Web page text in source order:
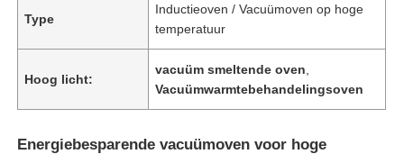
Type
Inductieoven / Vacuümoven op hoge
temperatuur
Hoog licht:
vacuüm smeltende oven
Vacuümwarmtebehandelingsoven
Energiebesparende vacuümoven voor hoge